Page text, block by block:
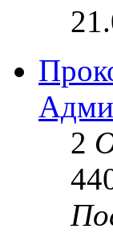
2